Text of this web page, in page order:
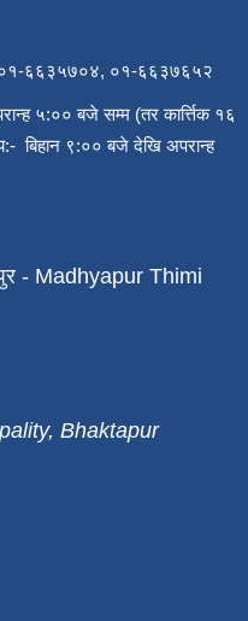
६६३५७०४, ०१-६६३७६५२
५:०० बजे सम्म (तर कार्त्तिक १६
बिहान ९:०० बजे देखि अपरान्ह
- Madhyapur Thimi
Bhaktapur